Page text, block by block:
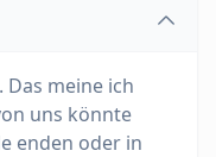
Das meine ich
uns könnte
enden oder in